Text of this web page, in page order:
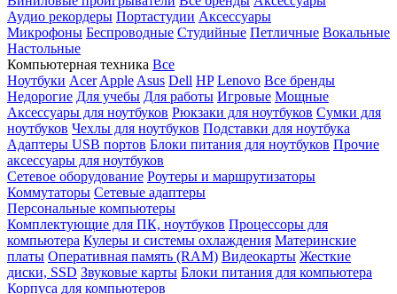
Аудио рекордеры Портастудии Аксессуары
Микрофоны Беспроводные Студийные Петличные Вокальные
Настольные
Компьютерная техника Все
Ноутбуки Acer Apple Asus Dell HP Lenovo Все бренды
Недорогие Для учебы Для работы Игровые Мощные
Аксессуары для ноутбуков Рюкзаки для ноутбуков Сумки для
ноутбуков Чехлы для ноутбуков Подставки для ноутбука
Адаптеры USB портов Блоки питания для ноутбуков Прочие
аксессуары для ноутбуков
Сетевое оборудование Роутеры и маршрутизаторы
Коммутаторы Сетевые адаптеры
Персональные компьютеры
Комплектующие для ПК, ноутбуков Процессоры для
компьютера Кулеры и системы охлаждения Материнские
платы Оперативная память (RAM) Видеокарты Жесткие
диски, SSD Звуковые карты Блоки питания для компьютера
Корпуса для компьютеров